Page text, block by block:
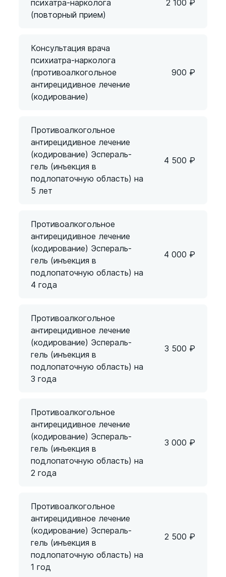
психатра-нарколога
(повторный прием)
2 100 ₽
Консультация врача
психиатра-нарколога
(противоалкогольное
антирецидивное лечение
(кодирование)
900 ₽
Противоалкогольное
антирецидивное лечение
(кодирование) Эспераль-
гель (инъекция в
подлопаточную область) на
5 лет
4 500 ₽
Противоалкогольное
антирецидивное лечение
(кодирование) Эспераль-
гель (инъекция в
подлопаточную область) на
4 года
4 000 ₽
Противоалкогольное
антирецидивное лечение
(кодирование) Эспераль-
гель (инъекция в
подлопаточную область) на
3 года
3 500 ₽
Противоалкогольное
антирецидивное лечение
(кодирование) Эспераль-
гель (инъекция в
подлопаточную область) на
2 года
3 000 ₽
Противоалкогольное
антирецидивное лечение
(кодирование) Эспераль-
гель (инъекция в
подлопаточную область) на
1 год
2 500 ₽